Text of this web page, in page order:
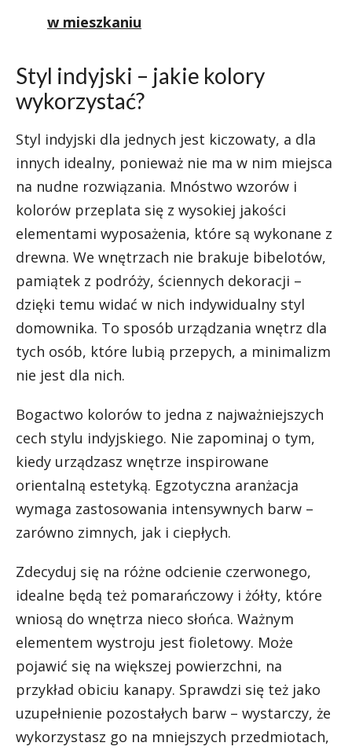
w mieszkaniu
Styl indyjski – jakie kolory
wykorzystać?
Styl indyjski dla jednych jest kiczowaty, a dla
innych idealny, ponieważ nie ma w nim miejsca
na nudne rozwiązania. Mnóstwo wzorów i
kolorów przeplata się z wysokiej jakości
elementami wyposażenia, które są wykonane z
drewna. We wnętrzach nie brakuje bibelotów,
pamiątek z podróży, ściennych dekoracji –
dzięki temu widać w nich indywidualny styl
domownika. To sposób urządzania wnętrz dla
tych osób, które lubią przepych, a minimalizm
nie jest dla nich.
Bogactwo kolorów to jedna z najważniejszych
cech stylu indyjskiego. Nie zapominaj o tym,
kiedy urządzasz wnętrze inspirowane
orientalną estetyką. Egzotyczna aranżacja
wymaga zastosowania intensywnych barw –
zarówno zimnych, jak i ciepłych.
Zdecyduj się na różne odcienie czerwonego,
idealne będą też pomarańczowy i żółty, które
wniosą do wnętrza nieco słońca. Ważnym
elementem wystroju jest fioletowy. Może
pojawić się na większej powierzchni, na
przykład obiciu kanapy. Sprawdzi się też jako
uzupełnienie pozostałych barw – wystarczy, że
wykorzystasz go na mniejszych przedmiotach,